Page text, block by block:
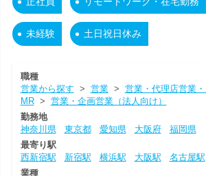
未経験 土日祝日休み
職種
営業から探す > 営業> 営業・代理店営業
MR> 営業・企画営業（法人向け）
勤務地
神奈川県
東京都 愛知県 大阪府
福岡県
最寄り駅
西新宿駅
新宿駅 横浜駅 大阪駅
名古屋駅
業種